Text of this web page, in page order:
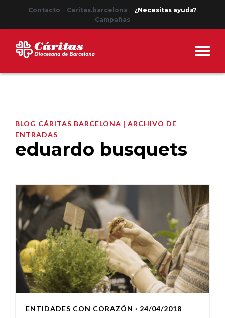
Contacto Caritas.barcelona
¿Necesitas ayuda?
Campañas
BLOG CÁRITAS BARCELONA | ARCHIVO DE
ENTRADAS
eduardo busquets
ENTIDADES CON CORAZÓN · 24/04/2018